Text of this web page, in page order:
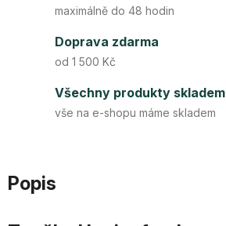
maximálně do 48 hodin
Doprava zdarma
od 1 500 Kč
Všechny produkty skladem
vše na e-shopu máme skladem
Popis